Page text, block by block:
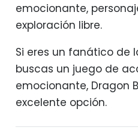
emocionante,
exploración libre.
Si eres un fanático de
buscas un juego de
emocionante, Dragon
excelente opción.